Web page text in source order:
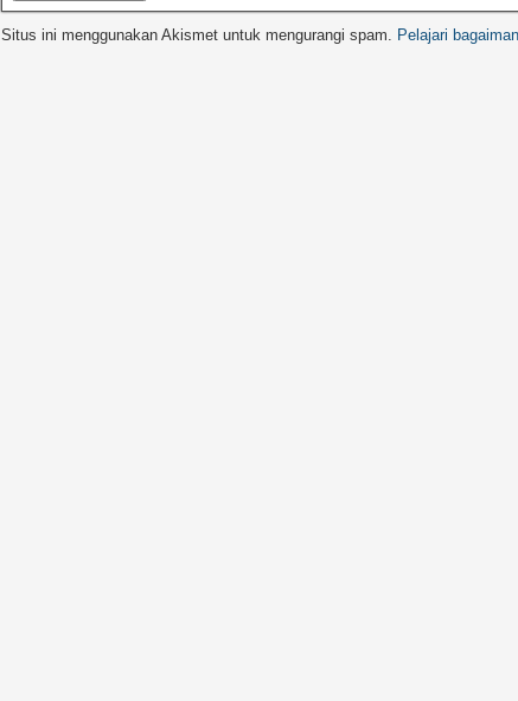
Situs ini menggunakan Akismet untuk mengurangi spam. Pelajari